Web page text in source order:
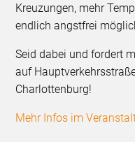
Kreuzungen, mehr
endlich angstfrei
Seid dabei und fordert
auf
Charlottenburg!
Mehr Infos im